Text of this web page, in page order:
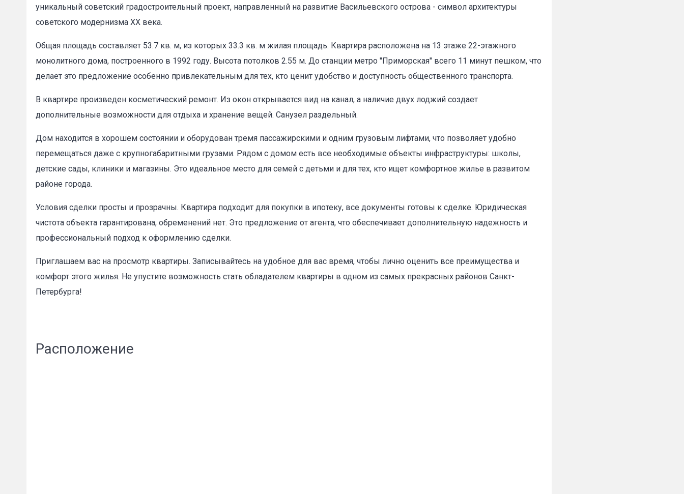
уникальный советский градостроительный проект, направленный на развитие Васильевского острова - символ архитектуры
советского модернизма XX века.
Общая площадь составляет 53.7 кв. м, из которых 33.3 кв. м жилая площадь. Квартира расположена на 13 этаже 22-этажного
монолитного дома, построенного в 1992 году. Высота потолков 2.55 м. До станции метро "Приморская" всего 11 минут пешком, что
делает это предложение особенно привлекательным для тех, кто ценит удобство и доступность общественного транспорта.
В квартире произведен косметический ремонт. Из окон открывается вид на канал, а наличие двух лоджий создает
дополнительные возможности для отдыха и хранение вещей. Санузел раздельный.
Дом находится в хорошем состоянии и оборудован тремя пассажирскими и одним грузовым лифтами, что позволяет удобно
перемещаться даже с крупногабаритными грузами. Рядом с домом есть все необходимые объекты инфраструктуры: школы,
детские сады, клиники и магазины. Это идеальное место для семей с детьми и для тех, кто ищет комфортное жилье в развитом
районе города.
Условия сделки просты и прозрачны. Квартира подходит для покупки в ипотеку, все документы готовы к сделке. Юридическая
чистота объекта гарантирована, обременений нет. Это предложение от агента, что обеспечивает дополнительную надежность и
профессиональный подход к оформлению сделки.
Приглашаем вас на просмотр квартиры. Записывайтесь на удобное для вас время, чтобы лично оценить все преимущества и
комфорт этого жилья. Не упустите возможность стать обладателем квартиры в одном из самых прекрасных районов Санкт-
Петербурга!
Расположение
Пожаловаться на объявление
Ваше имя
Указанные характеристики отличаются от фактических